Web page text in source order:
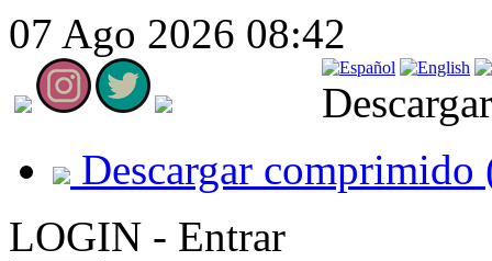
07 Ago 2026 08:42
Descargar comprimido
LOGIN - Entrar